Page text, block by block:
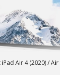
Air 4 (2020) / Air